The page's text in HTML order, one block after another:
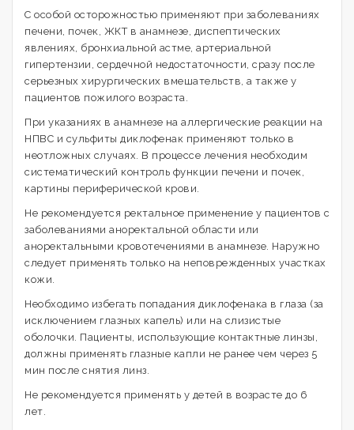
С особой осторожностью применяют при заболеваниях
печени, почек, ЖКТ в анамнезе, диспептических
явлениях, бронхиальной астме, артериальной
гипертензии, сердечной недостаточности, сразу после
серьезных хирургических вмешательств, а также у
пациентов пожилого возраста.
При указаниях в анамнезе на аллергические реакции на
НПВС и сульфиты диклофенак применяют только в
неотложных случаях. В процессе лечения необходим
систематический контроль функции печени и почек,
картины периферической крови.
Не рекомендуется ректальное применение у пациентов с
заболеваниями аноректальной области или
аноректальными кровотечениями в анамнезе. Наружно
следует применять только на неповрежденных участках
кожи.
Необходимо избегать попадания диклофенака в глаза (за
исключением глазных капель) или на слизистые
оболочки. Пациенты, использующие контактные линзы,
должны применять глазные капли не ранее чем через 5
мин после снятия линз.
Не рекомендуется применять у детей в возрасте до 6
лет.